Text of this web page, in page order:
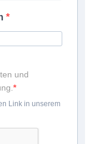
und
Link in unserem